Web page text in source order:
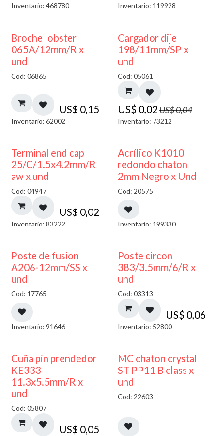
Inventario: 468780 Inventario: 119928
Broche lobster
065A/12mm/R x
und
Cod: 06865
US$ 0,15
Inventario: 62002
50% DESCUENTO
Cargador dije
198/11mm/SP x
und
Cod: 05061
US$ 0,02US$0,04
Inventario: 73212
Terminal end cap
25/C/1.5x4.2mm/R
aw x und
Cod: 04947
US$ 0,02
Inventario: 83222
50% DESCUENTO
Acrílico K1010
redondo chaton
2mm Negro x Und
Cod: 20575
Inventario: 199330
Poste de fusion
A206-12mm/SS x
und
Cod: 17765
Inventario: 91646
Poste circon
383/3.5mm/6/R x
und
Cod: 03313
US$ 0,06
Inventario: 52800
Cuña pin prendedor
KE333
11.3x5.5mm/R x
und
Cod: 05807
US$ 0,05
MC chaton crystal
ST PP11 B class x
und
Cod: 22603